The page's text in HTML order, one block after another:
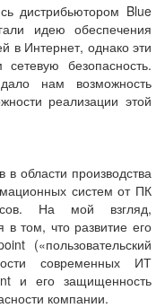
дистрибьютором Blue
идею обеспечения
в Интернет, однако эти
безопасность.
нам возможность
реализации этой
области производства
систем от ПК
На мой взгляд,
в том, что развитие его
(«пользовательский
современных ИТ
и его защищенность
компании.